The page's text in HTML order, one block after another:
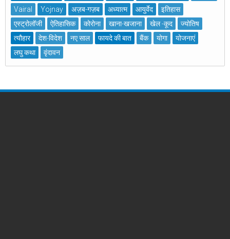
Vairal
Yojnay अज़ब-गज़ब अध्यात्म आयुर्वेद
इतिहास
एस्ट्रोलॉजी
ऐतिहासिक कोरोना खाना-खजाना खेल -कूद
ज्योतिष
त्यौहार
देश-विदेश नए साल फायदे की बात बैंक योगा
योजनाएं
लघु कथा
वृंदावन